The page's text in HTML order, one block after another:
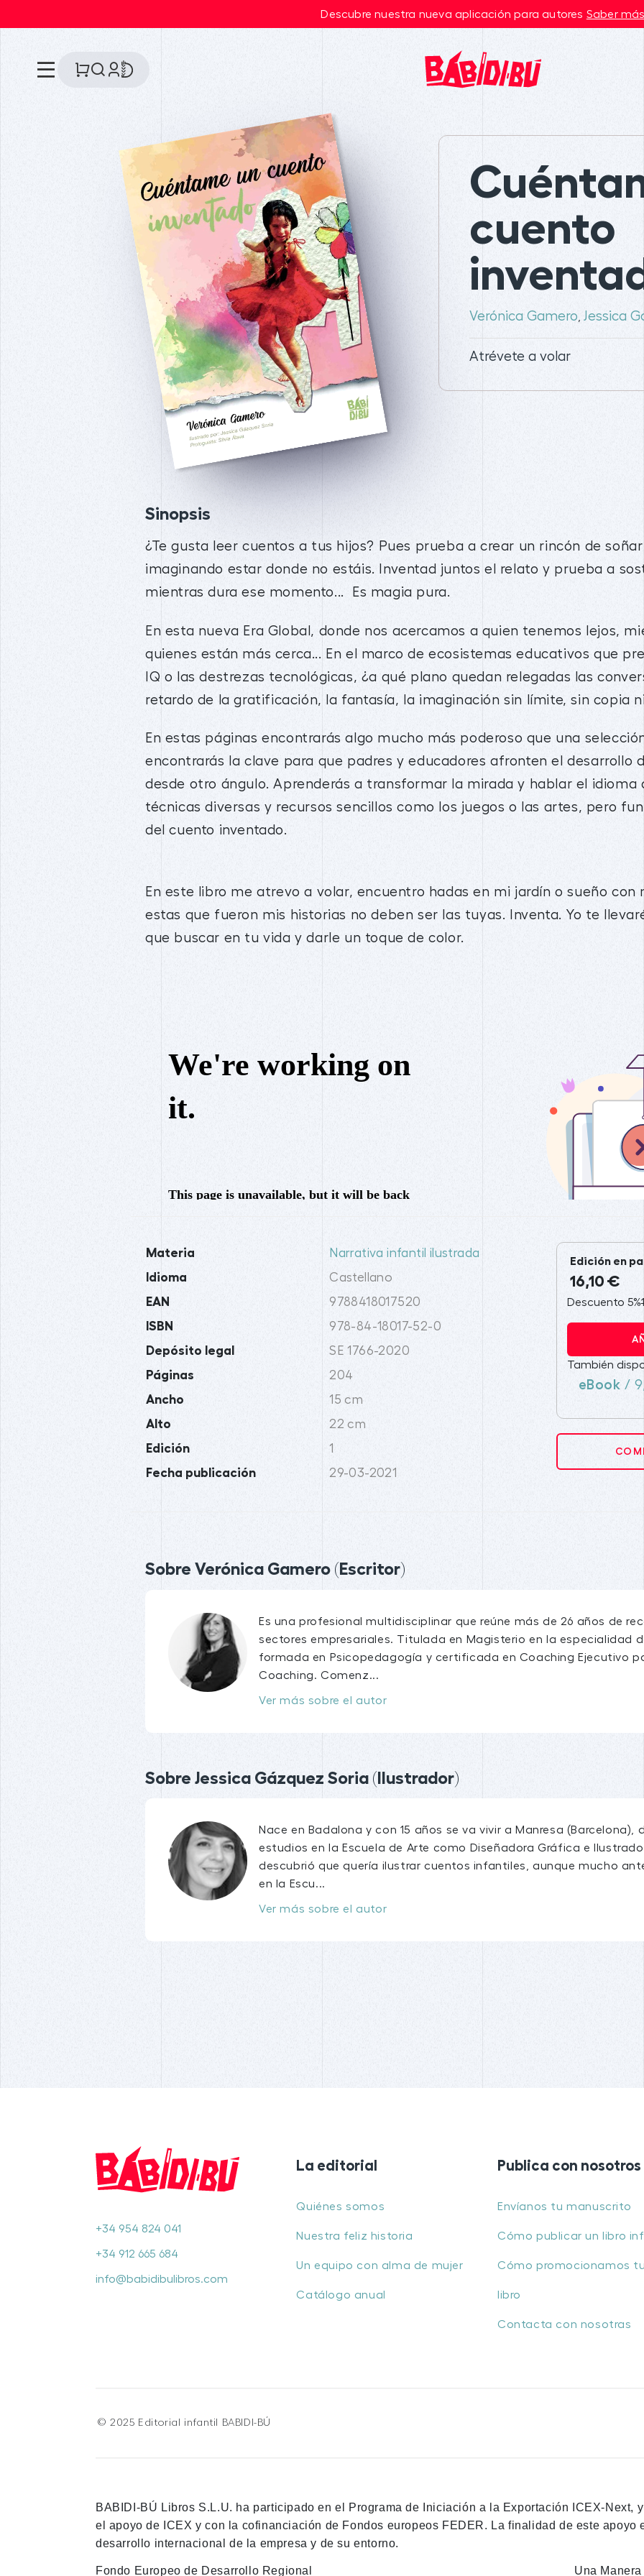
Descubre nuestra nueva aplicación para autores Saber
cuento
Verónica Gamero Jessica
Atrévete a volar
Sinopsis
¿Te gusta leer cuentos a tus hijos? Pues prueba a crear un rincón de
imaginando estar donde no estáis. Inventad juntos el relato y prueba a
mientras dura ese momento... Es magia pura.
En esta nueva Era Global, donde nos acercamos a quien tenemos lejos,
quienes están más cerca... En el marco de ecosistemas educativos que
IQ o las destrezas tecnológicas, ¿a qué plano quedan relegadas las
retardo de la gratificación, la fantasía, la imaginación sin límite, sin copia
En estas páginas encontrarás algo mucho más poderoso que una
encontrarás la clave para que padres y educadores afronten el desarrollo
desde otro ángulo. Aprenderás a transformar la mirada y hablar el idioma
técnicas diversas y recursos sencillos como los juegos o las artes, pero
del cuento inventado.
En este libro me atrevo a volar, encuentro hadas en mi jardín o sueño con
estas que fueron mis historias no deben ser las tuyas. Inventa. Yo te
que buscar en tu vida y darle un toque de color.
Materia Narrativa infantil ilustrada
Idioma Castellano
EAN 9788418017520
ISBN 978-84-18017-52-0
Depósito legal SE 1766-2020
Páginas 204
Ancho 15 cm
Alto 22 cm
Edición 1
Fecha publicación 29-03-2021
Edición en
16,10 €
Descuento 5%
También
eBook /
Sobre Verónica Gamero (Escritor)
Es una profesional multidisciplinar que reúne más de 26 años de
sectores empresariales. Titulada en Magisterio en la especialidad
formada en Psicopedagogía y certificada en Coaching Ejecutivo
Coaching. Comenz...
Ver más sobre el autor
Sobre Jessica Gázquez Soria (Ilustrador)
Nace en Badalona y con 15 años se va vivir a Manresa (Barcelona),
estudios en la Escuela de Arte como Diseñadora Gráfica e
descubrió que quería ilustrar cuentos infantiles, aunque mucho
en la Escu...
Ver más sobre el autor
+34 954 824 041
+34 912 665 684
info@babidibulibros.com
La editorial
Quiénes somos
Nuestra feliz historia
Un equipo con alma de mujer
Catálogo anual
Publica con nosotros
Envíanos tu manuscrito
Cómo publicar un libro
Cómo promocionamos
libro
Contacta con nosotras
© 2025 Editorial infantil BABIDI-BÚ
BABIDI-BÚ Libros S.L.U. ha participado en el Programa de Iniciación a la Exportación ICEX-Next,
el apoyo de ICEX y con la cofinanciación de Fondos europeos FEDER. La finalidad de este apoyo
desarrollo internacional de la empresa y de su entorno.
Fondo Europeo de Desarrollo Regional Una